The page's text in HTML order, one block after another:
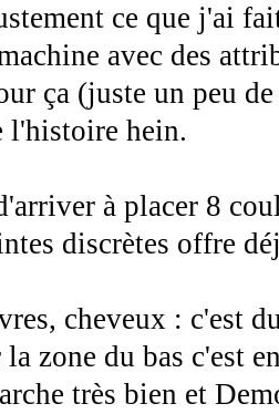
ce que j'ai
avec des
ça (juste un peu
l'histoire hein.
à placer 8
discrètes offre
cheveux : c'est
zone du bas c'est
très bien et